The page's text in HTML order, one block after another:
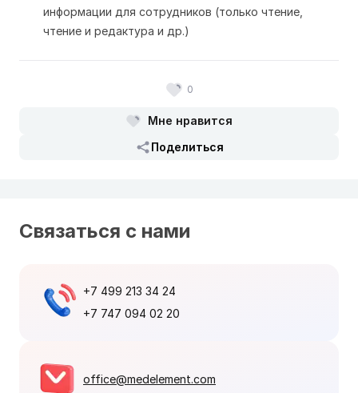
информации для сотрудников (только чтение,
чтение и редактура и др.)
0
Мне нравится
Поделиться
Связаться с нами
+7 499 213 34 24
+7 747 094 02 20
office@medelement.com